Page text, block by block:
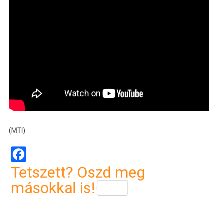
(MTI)
Facebook
Tetszett? Oszd meg
másokkal is!